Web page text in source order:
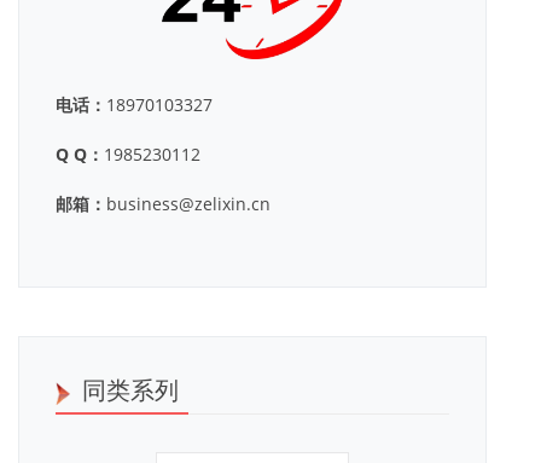
电话： 18970103327
Q Q： 1985230112
邮箱： business@zelixin.cn
同类系列